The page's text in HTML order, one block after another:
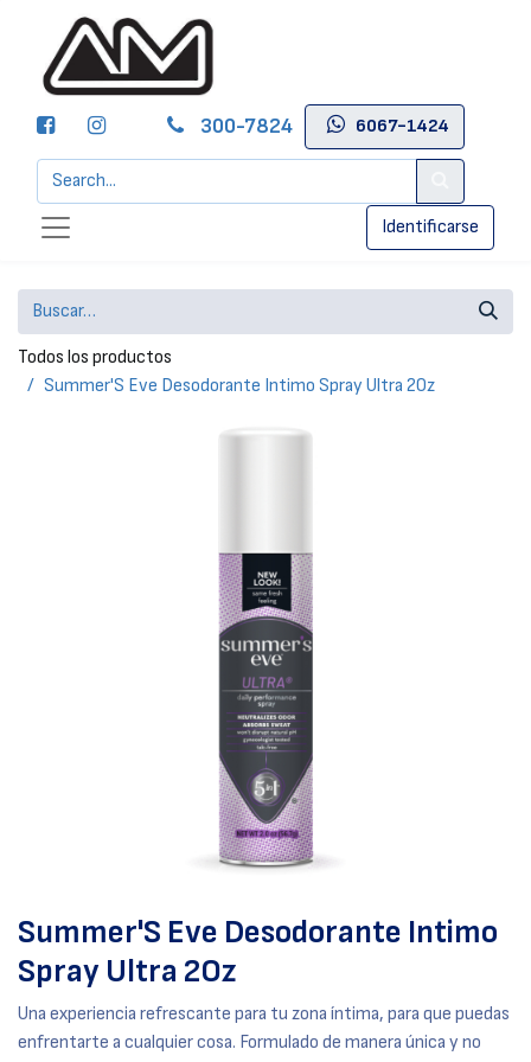
300-7824 6067-1424
Identificarse
Todos los productos
Summer'S Eve Desodorante Intimo Spray Ultra 2Oz
Summer'S Eve Desodorante Intimo
Spray Ultra 2Oz
Una experiencia refrescante para tu zona íntima, para que puedas
enfrentarte a cualquier cosa. Formulado de manera única y no